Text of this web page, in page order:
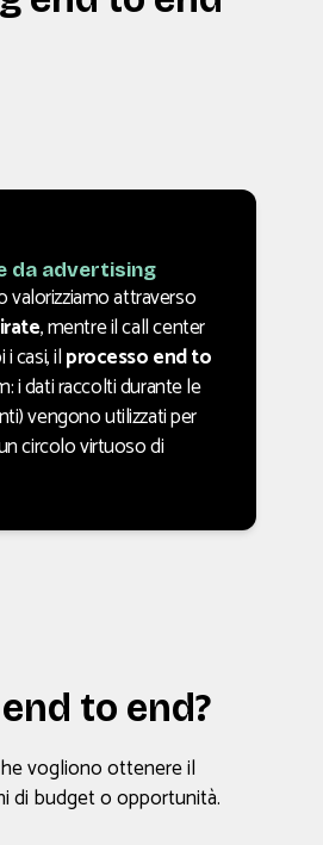
da advertising
valorizziamo attraverso
, mentre il call center
casi, ilprocesso end to
i dati raccolti durante le
vengono utilizzati per
circolo virtuoso di
to end?
vogliono ottenere il
di budget o opportunità.